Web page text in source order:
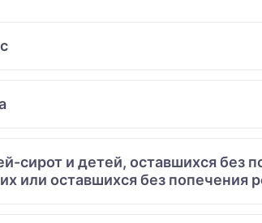
сирот и детей, оставшихся без
или оставшихся без попечения